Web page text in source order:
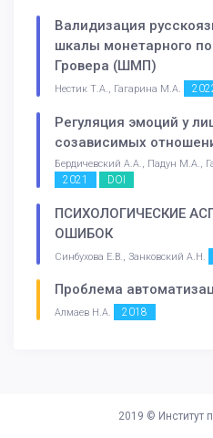
Валидизация
шкалы монетарного
Гровера (ШМП)
Нестик Т.А., Гагарина М.А.
Регуляция эмоций у
созависимых
Бердичевский А.А., Падун М.А.,
2021 DOI
ПСИХОЛОГИЧЕСКИЕ
ОШИБОК
Синбухова Е.В., Занковский А.Н.
Проблема
Алмаев Н.А. 2018
2019 © Институт